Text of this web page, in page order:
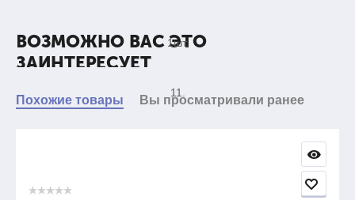
1шт.
11.
ВОЗМОЖНО ВАС ЭТО
ЗАИНТЕРЕСУЕТ
Похожие товары Вы просматривали ранее